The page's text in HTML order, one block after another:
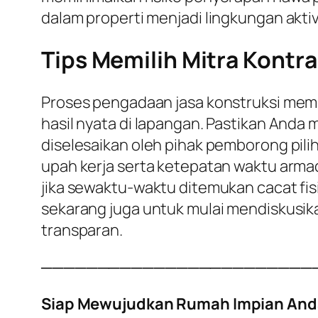
dalam properti menjadi lingkungan
Tips Memilih Mitra
Proses pengadaan jasa konstruksi
hasil nyata di lapangan. Pastikan
diselesaikan oleh pihak pemborong
upah kerja serta ketepatan waktu
jika sewaktu-waktu ditemukan cacat
sekarang juga untuk mulai
transparan.
Siap Mewujudkan Rumah Impian